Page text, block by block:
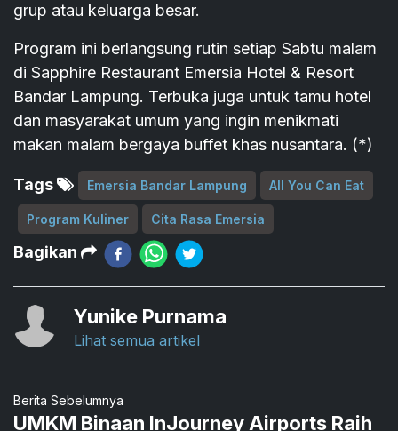
grup atau keluarga besar.
Program ini berlangsung rutin setiap Sabtu malam
di Sapphire Restaurant Emersia Hotel & Resort
Bandar Lampung. Terbuka juga untuk tamu hotel
dan masyarakat umum yang ingin menikmati
makan malam bergaya buffet khas nusantara. (*)
Tags Emersia Bandar Lampung All You Can Eat
Program Kuliner Cita Rasa Emersia
Bagikan
Yunike Purnama
Lihat semua artikel
Berita Sebelumnya
UMKM Binaan InJourney Airports Raih